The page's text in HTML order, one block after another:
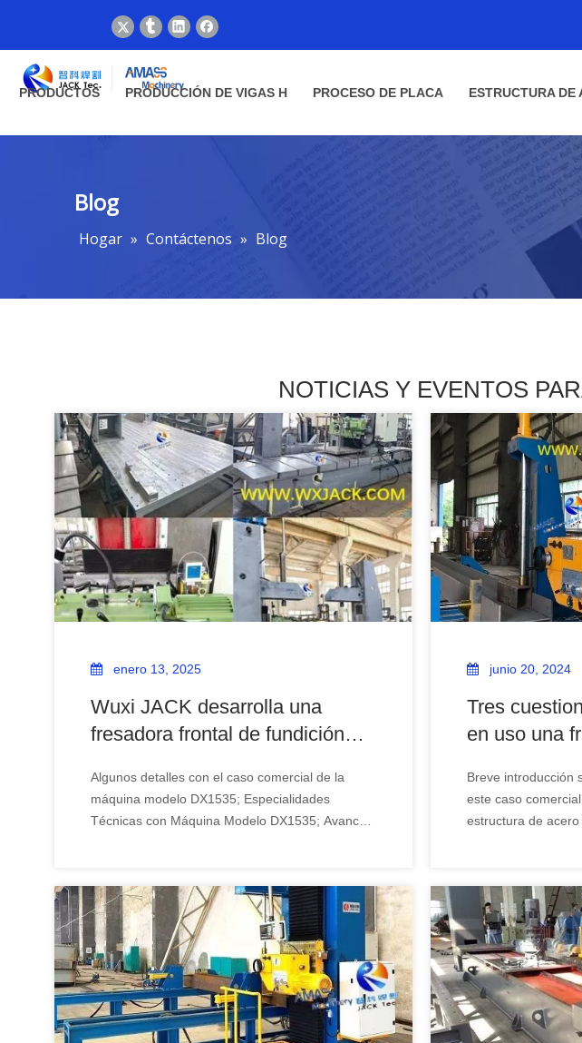
PRODUCTOS PRODUCCIÓN DE VIGAS H PROCESO DE PLACA ESTRUCTURA DE
Blog
Hogar » Contáctenos » Blog
NOTICIAS Y EVENTOS
enero 13, 2025
Wuxi JACK desarrolla una
fresadora frontal de fundición
para el cliente
Algunos detalles con el caso comercial de la
máquina modelo DX1535; Especialidades
Técnicas con Máquina Modelo DX1535; Avance
fresadora frontal de extremo de viga BOX H de
estructura de acero Wuxi JACK
junio 20, 2024
Tres
en uso una
Breve introducción
este caso
estructura de acero
polvo de la
de acero con vigas
eléctrico adecuado
fresadoras
Resumen sobre la
convencional Wuxi